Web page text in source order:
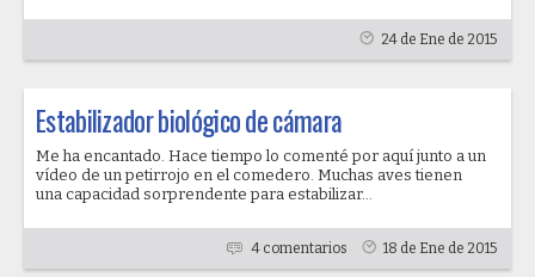
24 de Ene de 2015
Estabilizador biológico de cámara
Me ha encantado. Hace tiempo lo comenté por aquí junto a un
vídeo de un petirrojo en el comedero. Muchas aves tienen
una capacidad sorprendente para estabilizar...
4 comentarios 18 de Ene de 2015